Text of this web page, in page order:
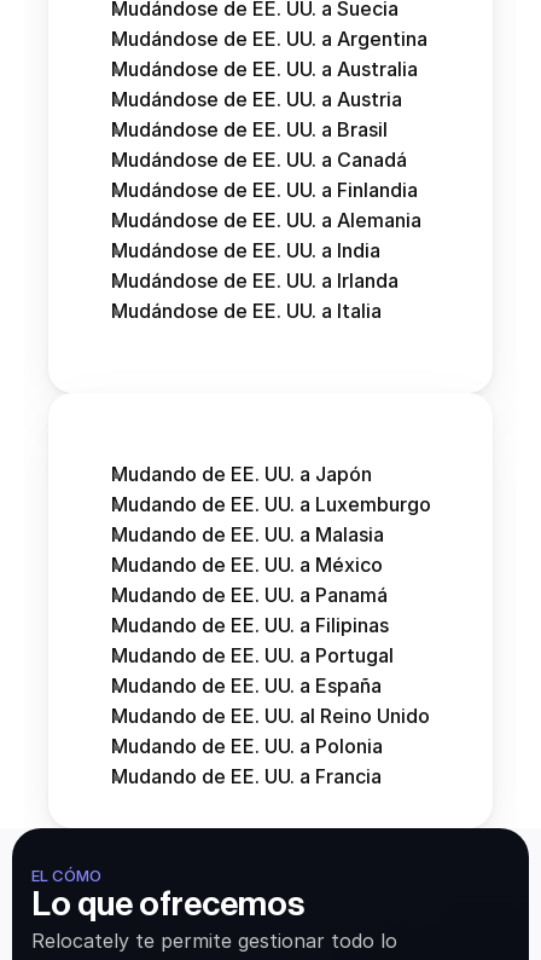
Mudándose de EE. UU. a Suecia
Mudándose de EE. UU. a Argentina
Mudándose de EE. UU. a Australia
Mudándose de EE. UU. a Austria
Mudándose de EE. UU. a Brasil
Mudándose de EE. UU. a Canadá
Mudándose de EE. UU. a Finlandia
Mudándose de EE. UU. a Alemania
Mudándose de EE. UU. a India
Mudándose de EE. UU. a Irlanda
Mudándose de EE. UU. a Italia
Mudando de EE. UU. a Japón
Mudando de EE. UU. a Luxemburgo
Mudando de EE. UU. a Malasia
Mudando de EE. UU. a México
Mudando de EE. UU. a Panamá
Mudando de EE. UU. a Filipinas
Mudando de EE. UU. a Portugal
Mudando de EE. UU. a España
Mudando de EE. UU. al Reino Unido
Mudando de EE. UU. a Polonia
Mudando de EE. UU. a Francia
EL CÓMO
Lo que ofrecemos
Relocately te permite gestionar todo lo